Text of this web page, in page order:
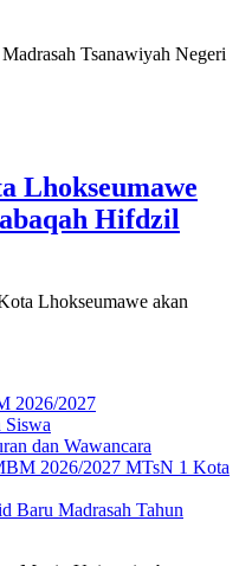
Tsanawiyah Negeri
Lhokseumawe
Hifdzil
Lhokseumawe akan
2026/2027
Siswa
dan Wawancara
2026/2027 MTsN 1 Kota
Baru Madrasah Tahun